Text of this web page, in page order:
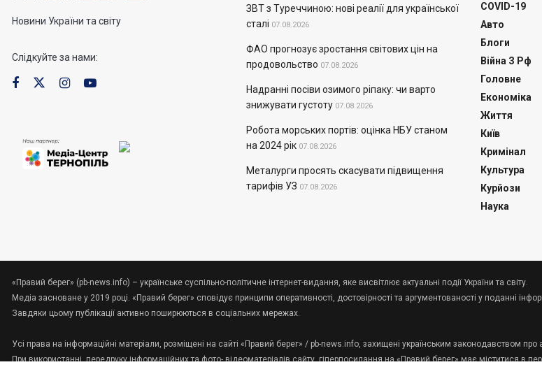
Новини України та світу
Слідкуйте за нами:
ЗВТ з Туреччиною: нові реалії для української
сталі 07.08.2026
ФАО прогнозує зростання світових цін на
продовольство 07.08.2026
Надранні посіви озимого ріпаку: чи варто
знижувати густоту 07.08.2026
Робота морських портів: оцінка НБУ станом
на 2024 рік 07.08.2026
Металурги просять скасувати підвищення
тарифів УЗ 07.08.2026
COVID-19
Авто
Блоги
Війна З Рф
Головне
Економіка
Життя
Київ
Кримінал
Культура
Курйози
Наука
«Правий берег» (pb-news.info) – українське суспільно-політичне інтернет-видання, яке висвітлює актуальні події України та світу.
Медіа засноване у 2019 році. «Правий берег» сповідує принципи оперативності, достовірності та аргументованості у поданні
Завдяки цьому публікації активно поширюються в соціальних мережах.
Усі права на інформаційні матеріали, розміщені на сайті «Правий берег» / pb-news.info, захищені українським законодавством про
При використанні, передруку інформаційних та фото-,відеоматеріалів сайту, гіперпосилання на «Правий берег» має міститися в